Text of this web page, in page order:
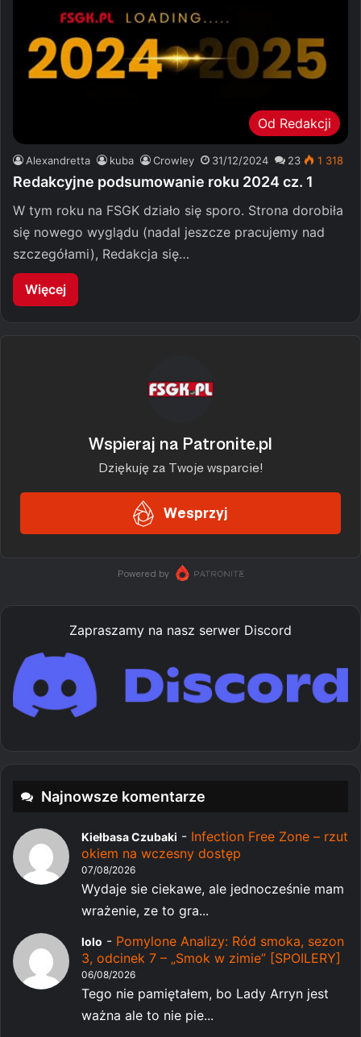
Od Redakcji
Alexandretta kuba Crowley 31/12/2024 23 1 318
Redakcyjne podsumowanie roku 2024 cz. 1
W tym roku na FSGK działo się sporo. Strona dorobiła
się nowego wyglądu (nadal jeszcze pracujemy nad
szczegółami), Redakcja się…
Więcej
Zapraszamy na nasz serwer Discord
Najnowsze komentarze
Kiełbasa Czubaki - Infection Free Zone – rzut
okiem na wczesny dostęp
07/08/2026
Wydaje sie ciekawe, ale jednocześnie mam
wrażenie, ze to gra...
lolo - Pomylone Analizy: Ród smoka, sezon
3, odcinek 7 – „Smok w zimie” [SPOILERY]
06/08/2026
Tego nie pamiętałem, bo Lady Arryn jest
ważna ale to nie pie...